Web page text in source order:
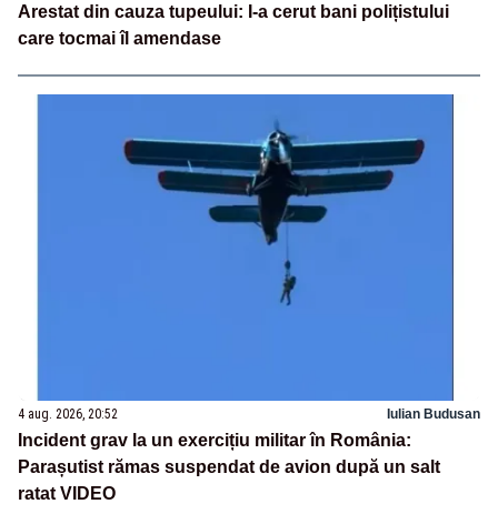
Arestat din cauza tupeului: I-a cerut bani polițistului
care tocmai îl amendase
4 aug. 2026, 20:52 Iulian Budusan
Incident grav la un exercițiu militar în România:
Parașutist rămas suspendat de avion după un salt
ratat VIDEO